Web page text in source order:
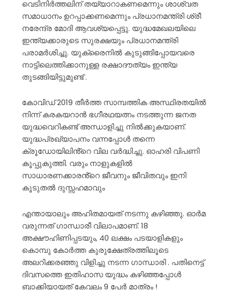
വെടിനിർത്തലിന് തയ്യാറാകണമെന്നും ശാശ്വത
സമാധാനം ഉറപ്പാക്കണമെന്നും പ്രധാനമന്ത്രി ശ്രീ
നരേന്ദ്ര മോദി ആവശ്യപ്പെട്ടു. യുദ്ധമേഖലയിലെ
ഇന്ത്യക്കാരുടെ സുരക്ഷയും പ്രധാനമന്ത്രി
പരാമർശിച്ചു. യുക്രൈനിൽ കുടുങ്ങിപ്പോയവരെ
നാട്ടിലെത്തിക്കാനുള്ള രക്ഷാദൗത്യം ഇന്ത്യ
തുടങ്ങിയിട്ടുമുണ്ട് .
കോവിഡ് 2019 തീർത്ത സാമ്പത്തിക അസ്ഥിരതയിൽ
നിന്ന് കരകയറാൻ ഭഗീരഥയത്നം നടത്തുന്ന ജനത
യുദ്ധവെറികണ്ട് അന്ധാളിച്ചു നിൽക്കുകയാണ്.
യുദ്ധപ്രഖ്യാപനം വന്നപ്പോൾ തന്നെ
ക്രൂഡോയിലിൻ്റെ വില വർദ്ധിച്ചു. ഓഹരി വിപണി
കൂപ്പുകുത്തി. വരും നാളുകളിൽ
സാധാരണക്കാരൻ്റെ ജീവനും ജീവിതവും ഇനി
കൂടുതൽ ദുസ്സഹമാവും
എന്തായാലും അഹിതമായത് നടന്നു കഴിഞ്ഞു. ഓർമ
വരുന്നത് ഗാന്ധാരീ വിലാപമാണ്. 18
അക്ഷൗഹിണിപ്പടയും, 40 ലക്ഷം പടയാളികളും
കൊമ്പു കോർത്ത കുരുക്ഷേത്രത്തിലൂടെ
അലറിക്കരഞ്ഞു വിളിച്ചു നടന്ന ഗാന്ധാരി . പതിനെട്ട്
ദിവസത്തെ ഇതിഹാസ യുദ്ധം കഴിഞ്ഞപ്പോൾ
ബാക്കിയായത് കേവലം 9 പേർ മാത്രം !